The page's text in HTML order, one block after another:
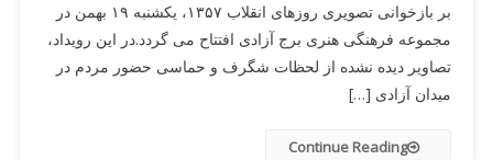
بر بازخوانی تصویری روزهای انقلاب ۱۳۵۷، یکشنبه ۱۹ بهمن در
مجموعه فرهنگی هنری برج آزادی افتتاح می گردد.در این رویداد،
تصاویر دیده نشده از لحظات شگرف و حماسی حضور مردم در
میدان آزادی […]
Continue Reading